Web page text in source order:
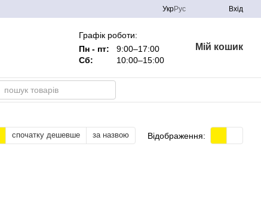
УкрРус Вхід
Графік роботи:
Пн - пт:
9:00–17:00
Сб:
10:00–15:00
Мій кошик
спочатку дешевше за назвою Відображення: